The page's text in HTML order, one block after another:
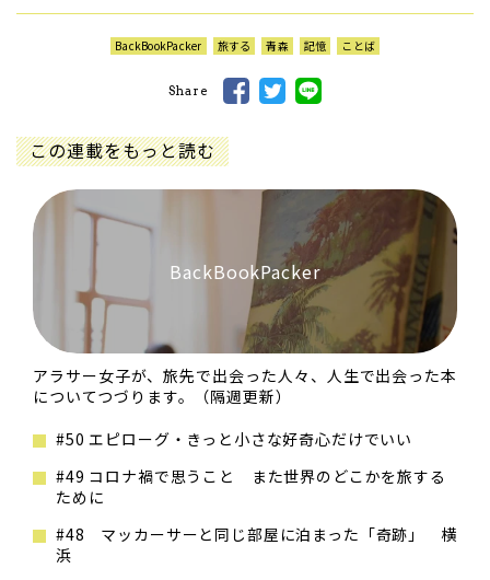
BackBookPacker 旅する 青森 記憶 ことば
Share
この連載をもっと読む
BackBookPacker
アラサー女子が、旅先で出会った人々、人生で出会った本
についてつづります。（隔週更新）
#50 エピローグ・きっと小さな好奇心だけでいい
#49 コロナ禍で思うこと また世界のどこかを旅する
ために
#48 マッカーサーと同じ部屋に泊まった「奇跡」 横
浜